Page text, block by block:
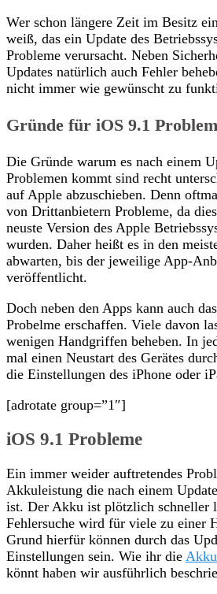
Wer schon längere Zeit im Besitz
weiß, das ein Update des
Probleme verursacht. Neben
Updates natürlich auch Fehler
nicht immer wie gewünscht zu
Gründe für iOS 9.1
Die Gründe warum es nach einem
Problemen kommt sind recht
auf Apple abzuschieben. Denn
von Drittanbietern Probleme, da
neuste Version des Apple
wurden. Daher heißt es in den
abwarten, bis der jeweilige App-
veröffentlicht.
Doch neben den Apps kann auch
Probelme erschaffen. Viele davon
wenigen Handgriffen beheben. In
mal einen Neustart des Gerätes
die Einstellungen des iPhone oder
[adrotate group=”1″]
iOS 9.1 Probleme
Ein immer weider auftretendes
Akkuleistung die nach einem
ist. Der Akku ist plötzlich schneller
Fehlersuche wird für viele zu einer
Grund hierfür können durch das
Einstellungen sein. Wie ihr die
könnt haben wir ausführlich